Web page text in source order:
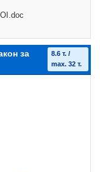
за
8.6 т. /
max. 32 т.